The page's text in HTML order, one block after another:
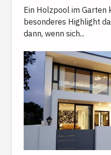
Ein Holzpool im Garten
besonderes Highlight
dann, wenn sich...